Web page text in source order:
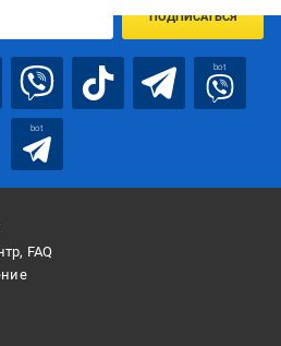
ПОДПИСАТЬСЯ
bot
bot
FAQ